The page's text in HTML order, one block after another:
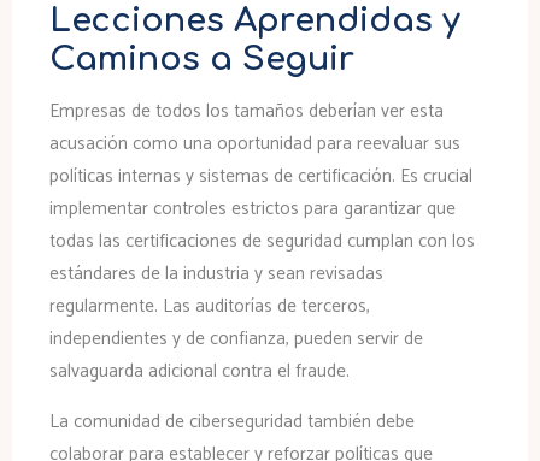
Lecciones Aprendidas y
Caminos a Seguir
Empresas de todos los tamaños deberían ver esta
acusación como una oportunidad para reevaluar sus
políticas internas y sistemas de certificación. Es crucial
implementar controles estrictos para garantizar que
todas las certificaciones de seguridad cumplan con los
estándares de la industria y sean revisadas
regularmente. Las auditorías de terceros,
independientes y de confianza, pueden servir de
salvaguarda adicional contra el fraude.
La comunidad de ciberseguridad también debe
colaborar para establecer y reforzar políticas que